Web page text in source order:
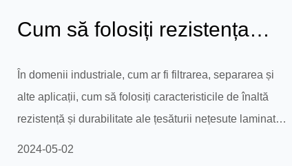
Cum să folosiți rezistența
ridicată și durabilitatea
țesătur...
În domenii industriale, cum ar fi filtrarea, separarea și
alte aplicații, cum să folosiți caracteristicile de înaltă
rezistență și durabilitate ale țesăturii nețesute laminate
2024-05-02